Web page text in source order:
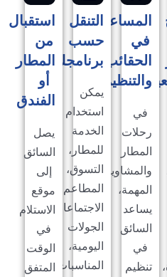
التنقل
حسب
برنامجك
يمكن
استخدام
الخدمة
للمطار،
التسوق،
المطاعم،
الاجتماعات،
الجولات
اليومية،
المناسبات
استقبال
من
المطار
الفندق
يصل
السائق
إلى
موقع
الاستلام
في
الوقت
المتفق